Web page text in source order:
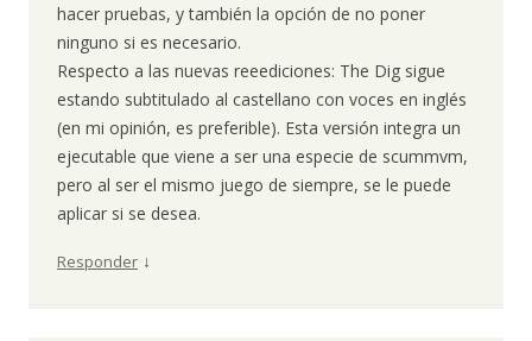
hacer pruebas, y también la opción de no poner
ninguno si es necesario.
Respecto a las nuevas reeediciones: The Dig sigue
estando subtitulado al castellano con voces en inglés
(en mi opinión, es preferible). Esta versión integra un
ejecutable que viene a ser una especie de scummvm,
pero al ser el mismo juego de siempre, se le puede
aplicar si se desea.
Responder ↓